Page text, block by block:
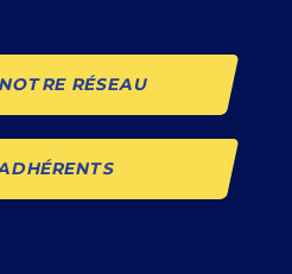
RÉSEAU